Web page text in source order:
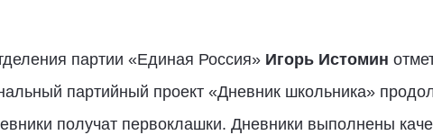
партии «Единая Россия» Игорь Истомин
партийный проект «Дневник школьника»
получат первоклашки. Дневники выполнены